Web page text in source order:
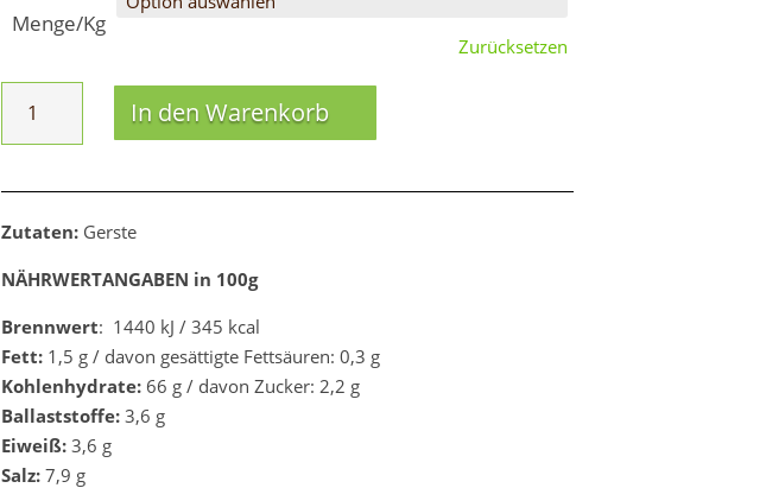
Menge/Kg
Zurücksetzen
Gerstenmehl
Menge In den Warenkorb
Zutaten: Gerste
NÄHRWERTANGABEN in 100g
Brennwert: 1440 kJ / 345 kcal
Fett: 1,5 g / davon gesättigte Fettsäuren: 0,3 g
Kohlenhydrate: 66 g / davon Zucker: 2,2 g
Ballaststoffe: 3,6 g
Eiweiß: 3,6 g
Salz: 7,9 g